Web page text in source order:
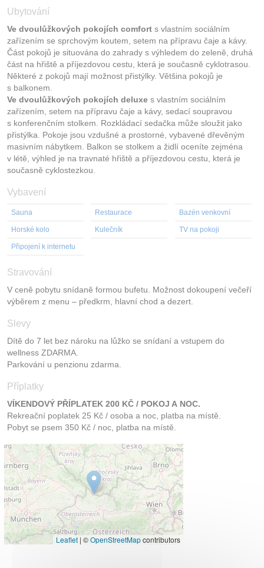
Ubytování
Ve dvoulůžkových pokojích comfort s vlastním sociálním
zařízením se sprchovým koutem, setem na přípravu čaje a kávy.
Část pokojů je situována do zahrady s výhledem do zeleně, druhá
část na hřiště a příjezdovou cestu, která je současně cyklotrasou.
Některé z pokojů mají možnost přistýlky. Většina pokojů je
s balkonem.
Ve dvoulůžkových pokojích deluxe s vlastním sociálním
zařízením, setem na přípravu čaje a kávy, sedací soupravou
s konferenčním stolkem. Rozkládací sedačka může sloužit jako
přistýlka. Pokoje jsou vzdušné a prostorné, vybavené dřevěným
masivním nábytkem. Balkon se stolkem a židlí oceníte zejména
v létě, výhled je na travnaté hřiště a příjezdovou cestu, která je
současně cyklostezkou.
Vybavení
Sauna Restaurace Bazén venkovní
Horské kolo Kulečník TV na pokoji
Připojení k internetu
Stravování
V ceně pobytu snídaně formou bufetu. Možnost dokoupení večeří
výběrem z menu – předkrm, hlavní chod a dezert.
Slevy
Dítě do 7 let bez nároku na lůžko se snídaní a vstupem do
wellness ZDARMA.
Parkování u penzionu zdarma.
Příplatky
VÍKENDOVÝ PŘÍPLATEK 200 KČ / POKOJ A NOC.
Rekreační poplatek 25 Kč / osoba a noc, platba na místě.
Pobyt se psem 350 Kč / noc, platba na místě.
Leaflet | ©OpenStreetMapcontributors